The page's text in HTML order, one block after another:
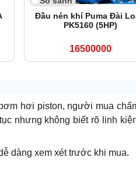
Đầu nén khí Puma Đài
PK5160 (5HP)
16500000
hơi piston, người mua
nhưng không biết rõ linh
dàng xem xét trước khi mua.